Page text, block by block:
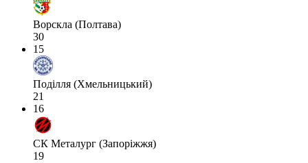
Ворскла (Полтава)
30
15
Поділля (Хмельницький)
21
16
СК Металург (Запоріжжя)
19